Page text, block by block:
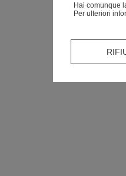
Hai comunque
Per ulteriori